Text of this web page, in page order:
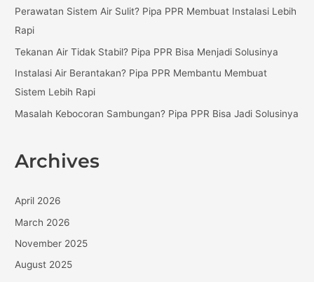
o
r
:
Perawatan Sistem Air Sulit? Pipa PPR Membuat Instalasi Lebih
Rapi
Tekanan Air Tidak Stabil? Pipa PPR Bisa Menjadi Solusinya
Instalasi Air Berantakan? Pipa PPR Membantu Membuat
Sistem Lebih Rapi
Masalah Kebocoran Sambungan? Pipa PPR Bisa Jadi Solusinya
Archives
April 2026
March 2026
November 2025
August 2025